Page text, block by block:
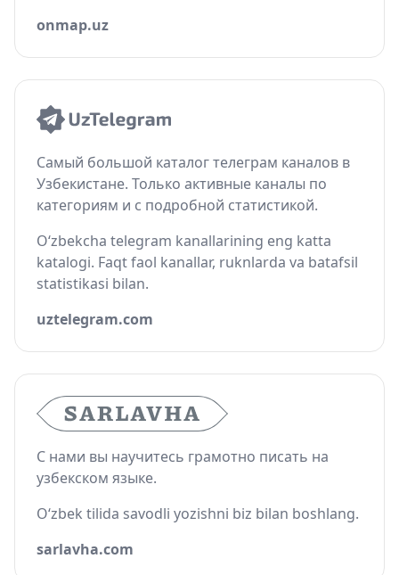
onmap.uz
Самый большой каталог телеграм каналов в
Узбекистане. Только активные каналы по
категориям и с подробной статистикой.
O‘zbekcha telegram kanallarining eng katta
katalogi. Faqt faol kanallar, ruknlarda va batafsil
statistikasi bilan.
uztelegram.com
С нами вы научитесь грамотно писать на
узбекском языке.
O‘zbek tilida savodli yozishni biz bilan boshlang.
sarlavha.com